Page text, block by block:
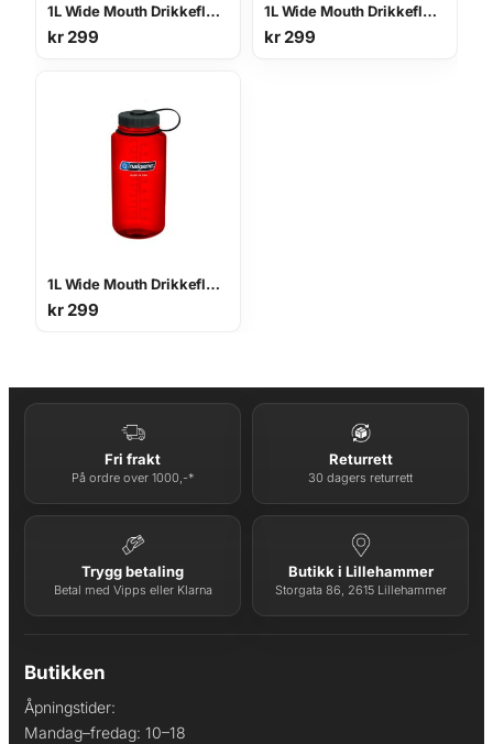
1L Wide Mouth Drikkeflaske
kr299
1L Wide Mouth Drikkeflaske
kr299
1L Wide Mouth Drikkeflaske
kr299
Fri frakt
På ordre over 1000,-*
Returrett
30 dagers returrett
Trygg betaling
Betal med Vipps eller Klarna
Butikk i Lillehammer
Storgata 86, 2615 Lillehammer
Butikken
Åpningstider:
Mandag–fredag: 10–18